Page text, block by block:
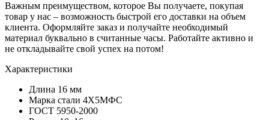
Важным преимуществом, которое Вы получаете, покупая
товар у нас – возможность быстрой его доставки на объем
клиента. Оформляйте заказ и получайте необходимый
материал буквально в считанные часы. Работайте активно и
не откладывайте свой успех на потом!
Характеристики
Длина 16 мм
Марка стали 4Х5МФС
ГОСТ 5950-2000